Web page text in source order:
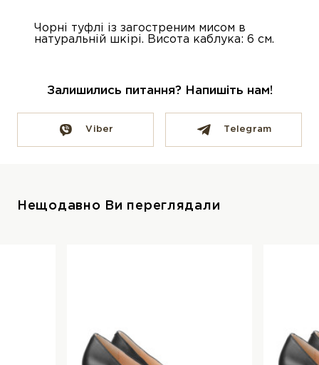
Чорні туфлі із загостреним мисом в
натуральній шкірі. Висота каблука: 6 см.
Залишились питання? Напишіть нам!
Viber Telegram
Нещодавно Ви переглядали